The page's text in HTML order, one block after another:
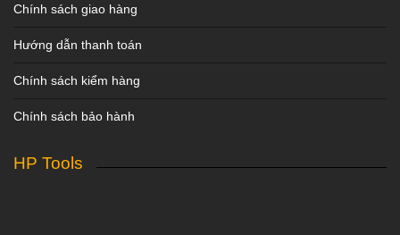
Chính sách giao hàng
Hướng dẫn thanh toán
Chính sách kiểm hàng
Chính sách bảo hành
HP Tools